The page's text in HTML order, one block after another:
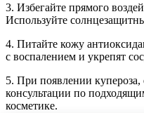
3. Избегайте прямого
Используйте
4. Питайте кожу
с воспалением и укрепят
5. При появлении купероза,
консультации по
косметике.